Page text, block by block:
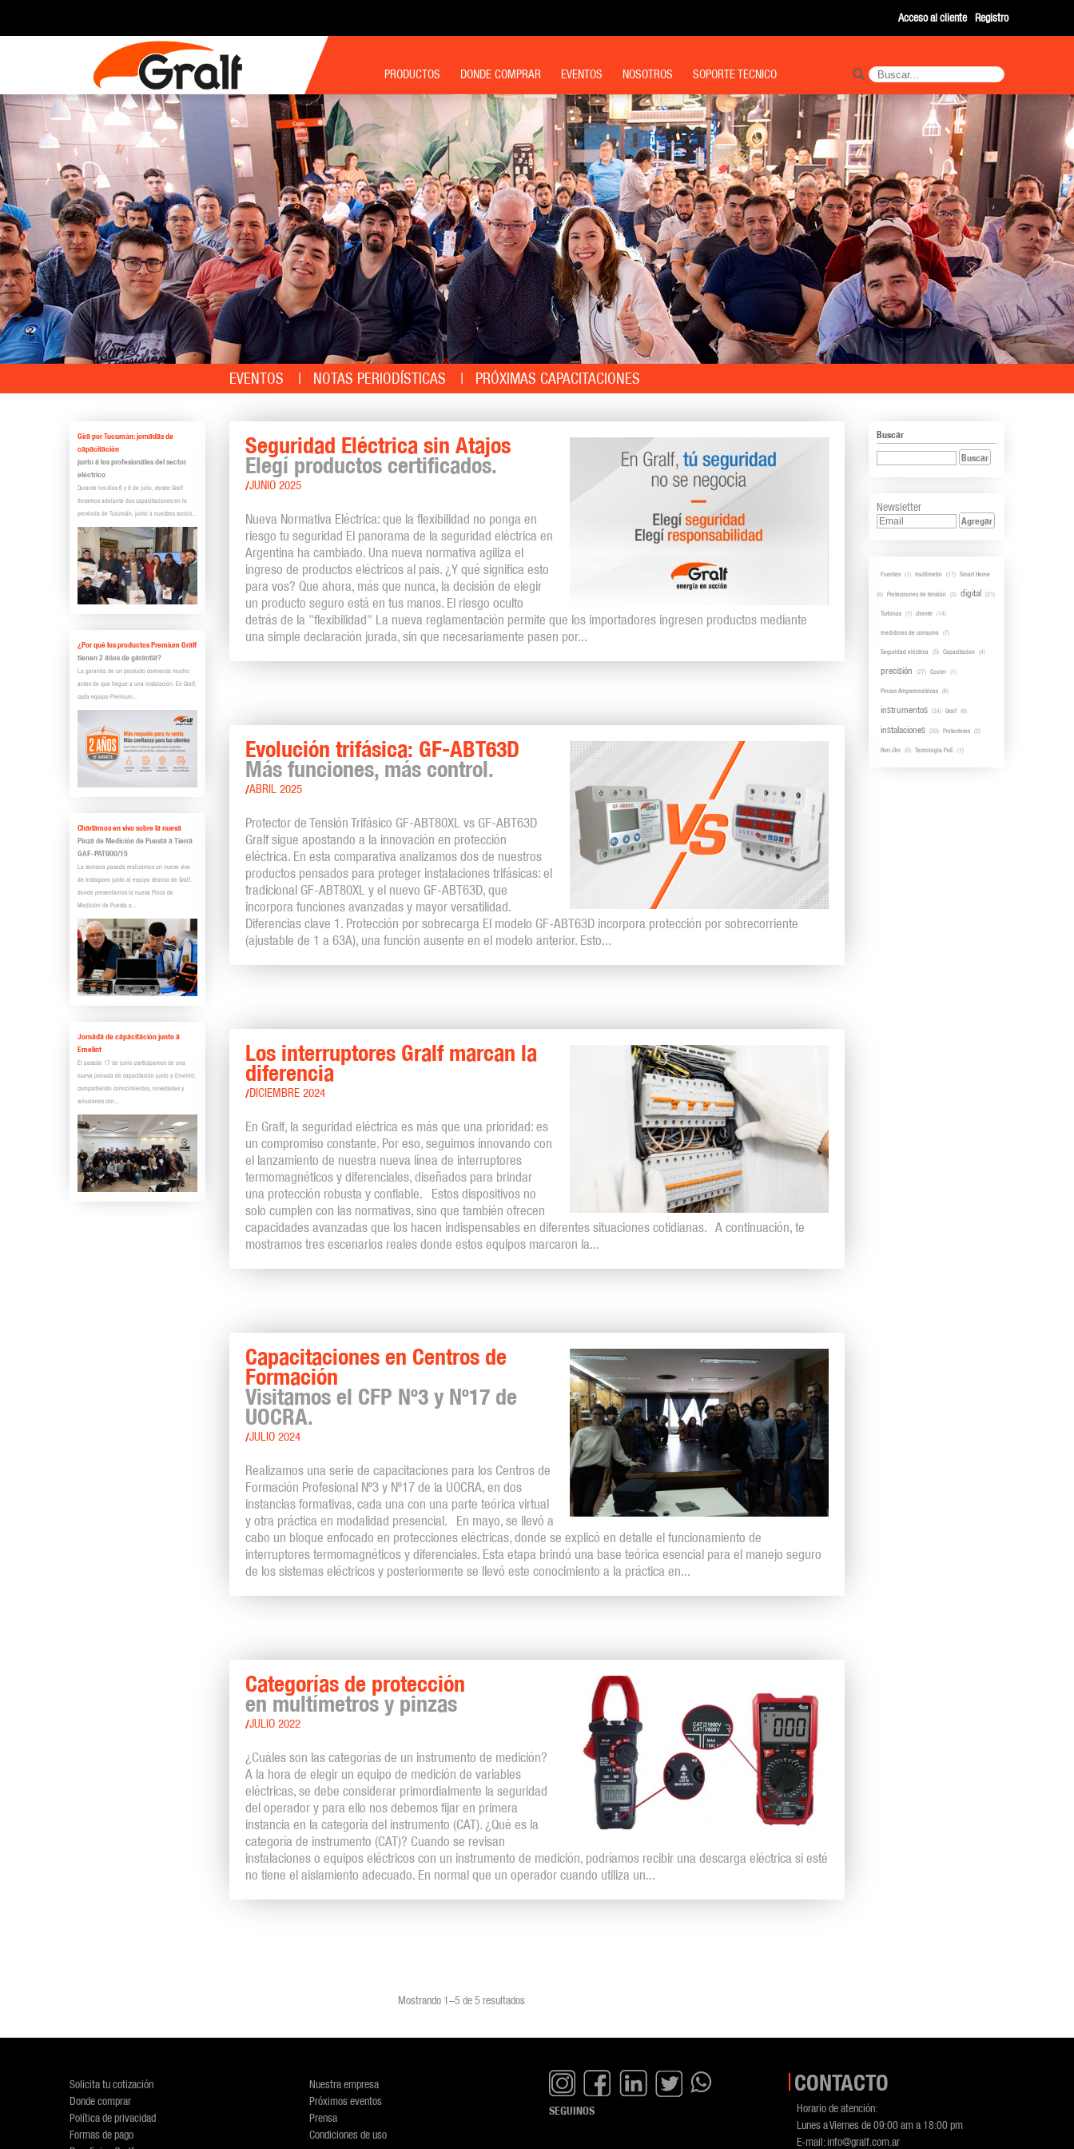
Acceso al cliente Registro
PRODUCTOS DONDE COMPRAR EVENTOS NOSOTROS SOPORTE TECNICO
EVENTOS NOTAS PERIODÍSTICAS PRÓXIMAS CAPACITACIONES
Gira por Tucumán: jornadas de
capacitación
junto a los profesionales del sector
eléctrico
Durante los días 6 y 8 de julio, desde Gralf
llevamos adelante dos capacitaciones en la
provincia de Tucumán, junto a nuestros socios...
¿Por qué los productos Premium Gralf
tienen 2 años de garantía?
La garantía de un producto comienza mucho
antes de que llegue a una instalación. En Gralf,
cada equipo Premium...
Charlamos en vivo sobre la nueva
Pinza de Medición de Puesta a Tierra
GAF-PAT900/15
La semana pasada realizamos un nuevo vivo
de Instagram junto al equipo técnico de Gralf,
donde presentamos la nueva Pinza de
Medición de Puesta a...
Jornada de capacitación junto a
Emelint
El pasado 17 de junio participamos de una
nueva jornada de capacitación junto a Emelint,
compartiendo conocimientos, novedades y
soluciones con...
Seguridad Eléctrica sin Atajos
Elegí productos certificados.
/JUNIO 2025
Nueva Normativa Eléctrica: que la flexibilidad no ponga en
riesgo tu seguridad El panorama de la seguridad eléctrica en
Argentina ha cambiado. Una nueva normativa agiliza el
ingreso de productos eléctricos al país. ¿Y qué significa esto
para vos? Que ahora, más que nunca, la decisión de elegir
un producto seguro está en tus manos. El riesgo oculto
detrás de la "flexibilidad" La nueva reglamentación permite que los importadores ingresen productos mediante
una simple declaración jurada, sin que necesariamente pasen por...
Evolución trifásica: GF-ABT63D
Más funciones, más control.
/ABRIL 2025
Protector de Tensión Trifásico GF-ABT80XL vs GF-ABT63D
Gralf sigue apostando a la innovación en protección
eléctrica. En esta comparativa analizamos dos de nuestros
productos pensados para proteger instalaciones trifásicas: el
tradicional GF-ABT80XL y el nuevo GF-ABT63D, que
incorpora funciones avanzadas y mayor versatilidad.
Diferencias clave 1. Protección por sobrecarga El modelo GF-ABT63D incorpora protección por sobrecorriente
(ajustable de 1 a 63A), una función ausente en el modelo anterior. Esto...
Los interruptores Gralf marcan la
diferencia
/DICIEMBRE 2024
En Gralf, la seguridad eléctrica es más que una prioridad: es
un compromiso constante. Por eso, seguimos innovando con
el lanzamiento de nuestra nueva línea de interruptores
termomagnéticos y diferenciales, diseñados para brindar
una protección robusta y confiable. Estos dispositivos no
solo cumplen con las normativas, sino que también ofrecen
capacidades avanzadas que los hacen indispensables en diferentes situaciones cotidianas. A continuación, te
mostramos tres escenarios reales donde estos equipos marcaron la...
Capacitaciones en Centros de
Formación
Visitamos el CFP Nº3 y Nº17 de
UOCRA.
/JULIO 2024
Realizamos una serie de capacitaciones para los Centros de
Formación Profesional Nº3 y Nº17 de la UOCRA, en dos
instancias formativas, cada una con una parte teórica virtual
y otra práctica en modalidad presencial. En mayo, se llevó a
cabo un bloque enfocado en protecciones eléctricas, donde se explicó en detalle el funcionamiento de
interruptores termomagnéticos y diferenciales. Esta etapa brindó una base teórica esencial para el manejo seguro
de los sistemas eléctricos y posteriormente se llevó este conocimiento a la práctica en...
Categorías de protección
en multímetros y pinzas
/JULIO 2022
¿Cuáles son las categorías de un instrumento de medición?
A la hora de elegir un equipo de medición de variables
eléctricas, se debe considerar primordialmente la seguridad
del operador y para ello nos debemos fijar en primera
instancia en la categoría del instrumento (CAT). ¿Qué es la
categoría de instrumento (CAT)? Cuando se revisan
instalaciones o equipos eléctricos con un instrumento de medición, podríamos recibir una descarga eléctrica si esté
no tiene el aislamiento adecuado. En normal que un operador cuando utiliza un...
Buscar
Buscar
Newsletter
Agregar
Fuentes (1) multímetro (17) Smart Home
(6) Protecciones de tensión (3) digital (21)
Turbinas (1) cliente (14)
medidores de consumo (7)
Seguridad eléctrica (5) Capacitacion (4)
precisión (27) Cooler (1)
Pinzas Amperométricas (6)
instrumentos (34) Gralf (9)
instalaciones (20) Protectores (2)
Riel-Din (5) Tecnología PoE (1)
Mostrando 1–5 de 5 resultados
Solicita tu cotización
Donde comprar
Política de privacidad
Formas de pago
Nuestra empresa
Próximos eventos
Prensa
Condiciones de uso
SEGUINOS
CONTACTO
Horario de atención:
Lunes a Viernes de 09:00 am a 18:00 pm
E-mail:info@gralf.com.ar